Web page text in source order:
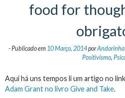
food for
-Publicado em 10 Março, 2014porAndorinha
Positivismo,
Aqui há uns tempos li um artigo no
Adam Grant no livro Give and Take.